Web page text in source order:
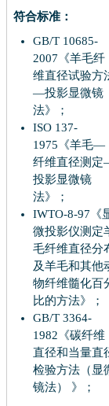
符合标准：
GB/T 10685-
2007《羊毛纤
维直径试验方
—投影显微镜
法》；
ISO 137-
1975《羊毛—
纤维直径测
投影显微镜
法》；
IWTO-8-97《
微投影仪测定
毛纤维直径分
及羊毛和其他
物纤维髓化百
比的方法》；
GB/T 3364-
1982《碳纤维
直径和当量直
检验方法（显
镜法） 》；